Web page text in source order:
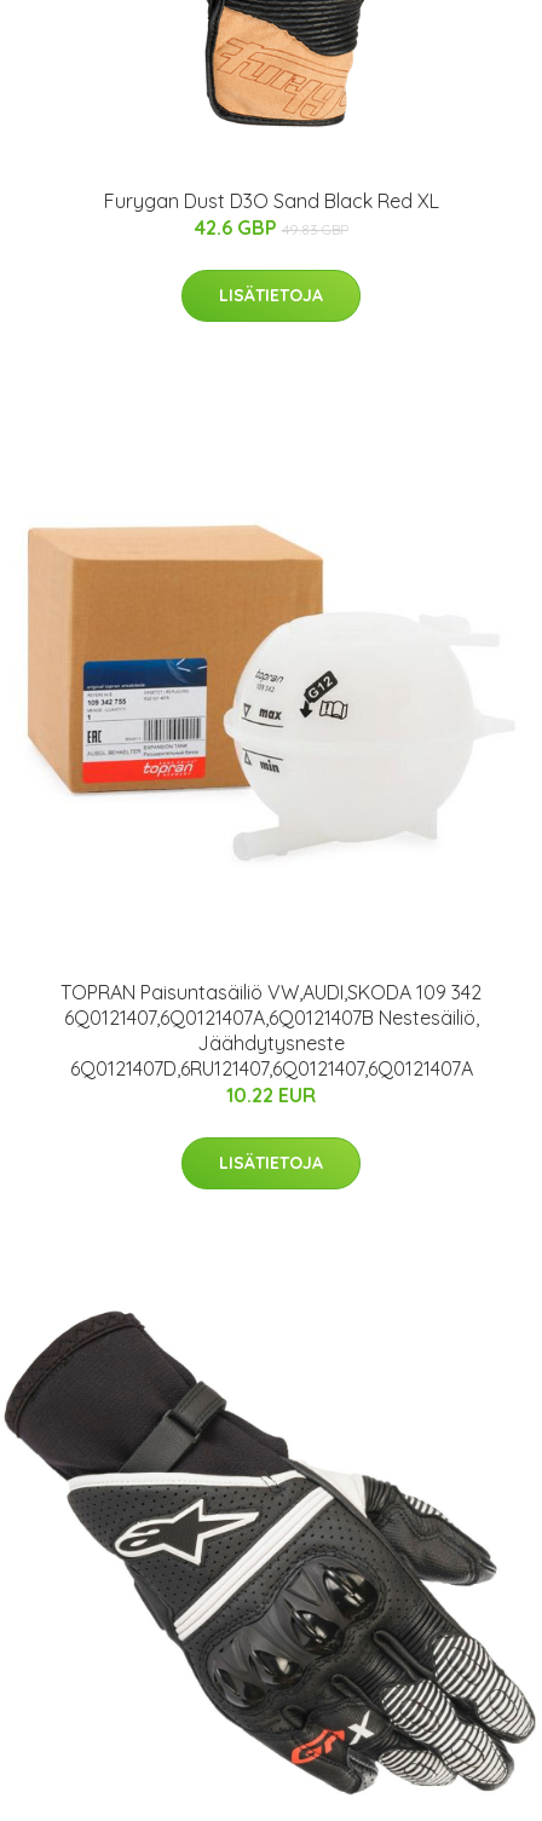
Furygan Dust D3O Sand Black Red XL
42.6 GBP 49.83 GBP
LISÄTIETOJA
TOPRAN Paisuntasäiliö VW,AUDI,SKODA 109 342
6Q0121407,6Q0121407A,6Q0121407B Nestesäiliö,
Jäähdytysneste
6Q0121407D,6RU121407,6Q0121407,6Q0121407A
10.22 EUR
LISÄTIETOJA